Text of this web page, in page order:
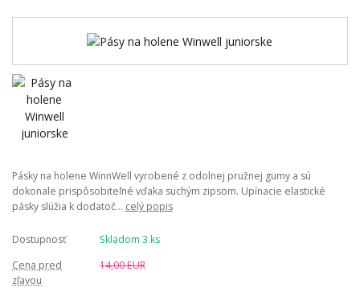
Pásky na holene WinnWell vyrobené z odolnej pružnej gumy a sú
dokonale prispôsobiteľné vďaka suchým zipsom. Upínacie elastické
pásky slúžia k dodatoč... celý popis
Dostupnosť
Skladom 3 ks
Cena pred
zľavou
14,00 EUR